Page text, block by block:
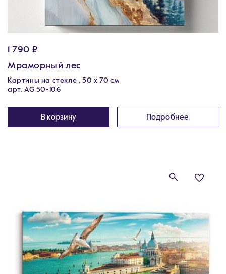
1 790 ₽
Мраморный лес
Картины на стекле , 50 х 70 см
арт. AG 50-106
В корзину Подробнее